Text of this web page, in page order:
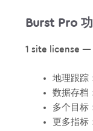
Burst Pro 功
1 site license —
地理跟踪
数据存档
多个目标
更多指标